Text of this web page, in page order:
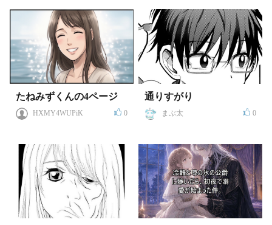
たねみずくんの4ページ
HXMY4WUPiK 0
通りすがり
まぶ太 0